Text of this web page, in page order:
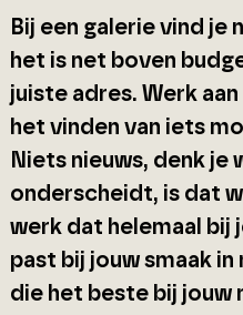
Bij een galerie vind je
het is net boven
juiste adres. Werk
het vinden van iets
Niets nieuws, denk je
onderscheidt, is dat
werk dat helemaal bij
past bij jouw smaak
die het beste bij jouw